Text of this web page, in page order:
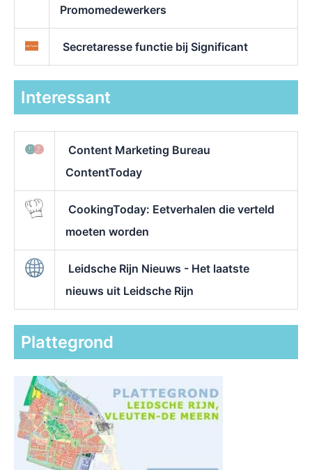
Promomedewerkers
Secretaresse functie bij Significant
Interessant
Content Marketing Bureau
ContentToday
CookingToday: Eetverhalen die verteld
moeten worden
Leidsche Rijn Nieuws - Het laatste
nieuws uit Leidsche Rijn
Plattegrond